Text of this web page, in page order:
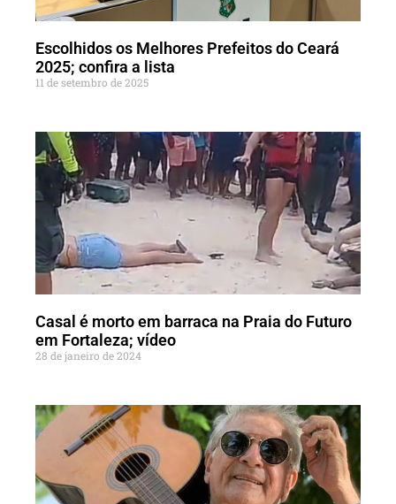
Escolhidos os Melhores Prefeitos do Ceará
2025; confira a lista
11 de setembro de 2025
Casal é morto em barraca na Praia do Futuro
em Fortaleza; vídeo
28 de janeiro de 2024